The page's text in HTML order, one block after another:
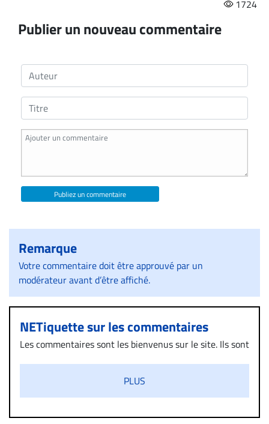
1724
Publier un nouveau commentaire
Publiez un commentaire
Remarque
Votre commentaire doit être approuvé par un
modérateur avant d’être affiché.
NETiquette sur les commentaires
Les commentaires sont les bienvenus sur le site. Ils sont
diffamatoire. Si malgré cette politique de modération,
un commentaire publié sur le site vous dérange, prenez
immédiatement contact par courriel (info@droit-
PLUS